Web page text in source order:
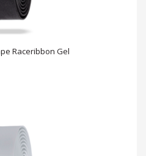
Raceribbon Gel